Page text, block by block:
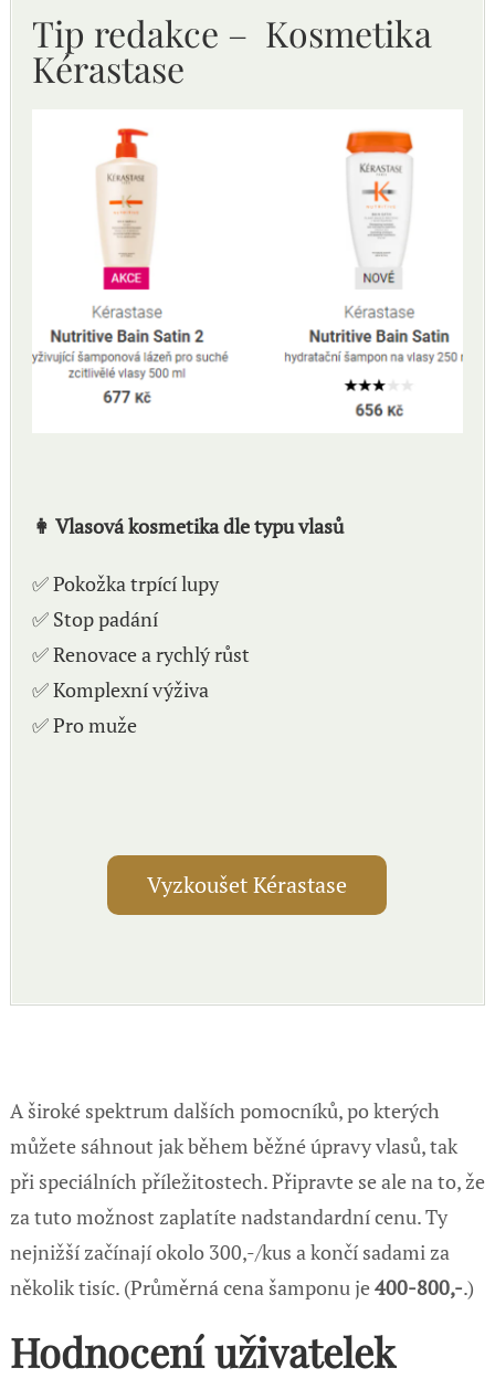
Tip redakce – Kosmetika
Kérastase
👩 Vlasová kosmetika dle typu vlasů
✅ Pokožka trpící lupy
✅ Stop padání
✅ Renovace a rychlý růst
✅ Komplexní výživa
✅ Pro muže
Vyzkoušet Kérastase
A široké spektrum dalších pomocníků, po kterých
můžete sáhnout jak během běžné úpravy vlasů, tak
při speciálních příležitostech. Připravte se ale na to, že
za tuto možnost zaplatíte nadstandardní cenu. Ty
nejnižší začínají okolo 300,-/kus a končí sadami za
několik tisíc. (Průměrná cena šamponu je400-800,-.)
Hodnocení uživatelek